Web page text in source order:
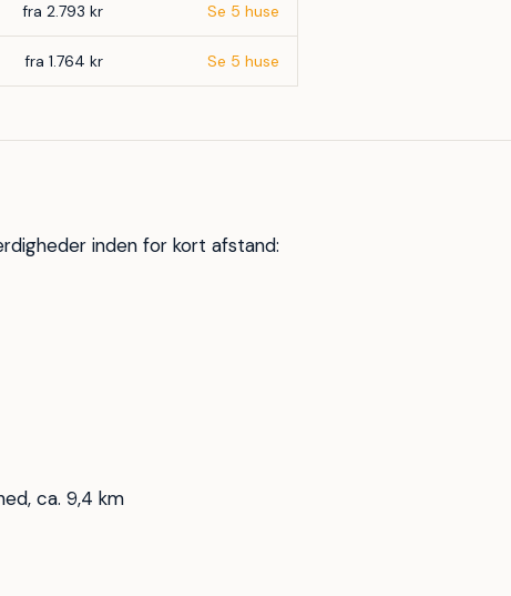
fra 2.793 kr Se 5 huse
fra 1.764 kr Se 5 huse
inden for kort afstand:
ca. 9,4 km